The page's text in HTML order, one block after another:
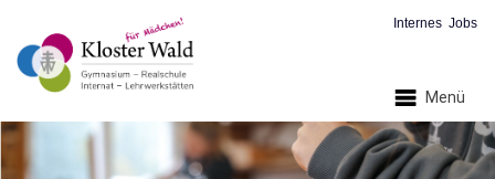
Internes Jobs
Menü